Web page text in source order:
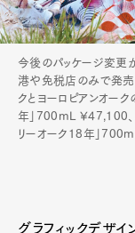
今後のパッケージ変更が
港や免税店のみで発売
クとヨーロピアンオー
年」700mL ¥47,100、
リーオーク18年」
グラフィックデザ